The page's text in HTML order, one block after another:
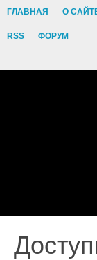
ГЛАВНАЯ О
RSS ФОРУМ